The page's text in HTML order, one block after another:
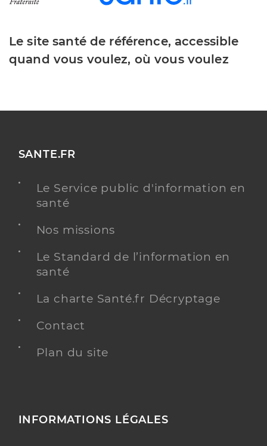
Le site santé de référence, accessible
quand vous voulez, où vous voulez
SANTE.FR
Le Service public d'information en
santé
Nos missions
Le Standard de l’information en
santé
La charte Santé.fr Décryptage
Contact
Plan du site
INFORMATIONS LÉGALES